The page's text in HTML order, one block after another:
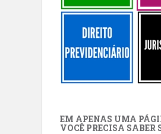
EM APENAS UMA
VOCÊ PRECISA SABER